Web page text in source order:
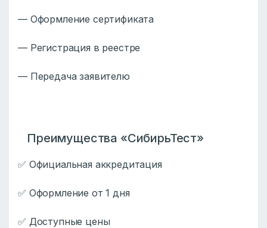
— Оформление сертификата
— Регистрация в реестре
— Передача заявителю
Преимущества «СибирьТест»
✅ Официальная аккредитация
✅ Оформление от 1 дня
✅ Доступные цены